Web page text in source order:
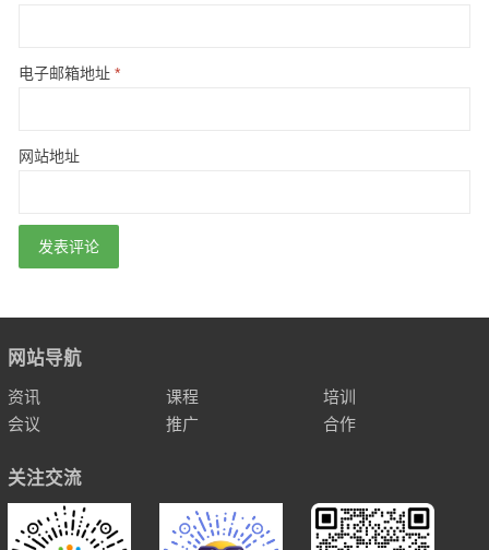
电子邮箱地址 *
网站地址
网站导航
资讯 课程
培训
会议
推广 合作
关注交流